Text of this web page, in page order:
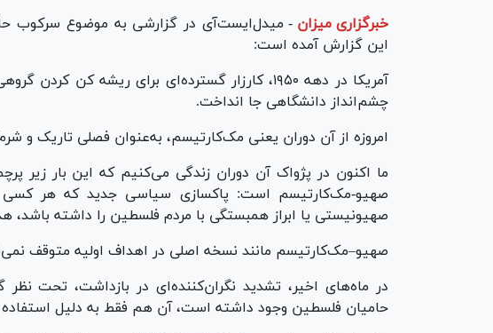
خبرگزاری میزان - میدل‌ایست‌آی در گزارشی به موضوع سرکوب
این گزارش آمده است:
آمریکا در دهه ۱۹۵۰، کارزار گسترده‌ای برای ریشه
چشم‌انداز دانشگاهی جا انداخت.
امروزه از آن دوران یعنی مک‌کارتیسم، به‌عنوان فصلی تاریک و
ما اکنون در پژواک آن دوران زندگی می‌کنیم که این بار زیر
صهیو-مک‌کارتیسم است: پاکسازی سیاسی جدید که هر کسی
صهیونیستی یا ابراز همبستگی با مردم فلسطین را داشته باشد،
صهیو–مک‌کارتیسم مانند نسخه اصلی در اهداف اولیه متوقف
در ماه‌های اخیر، تشدید نگران‌کننده‌ای در بازداشت، تحت نظر
حامیان فلسطین وجود داشته است، آن هم فقط به دلیل استفاده